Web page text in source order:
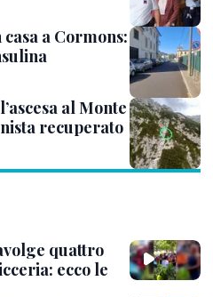
a Cormons:
al Monte
recuperato
quattro
ecco le